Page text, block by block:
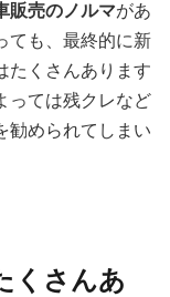
販売のノルマがあ
ても、最終的に新
たくさんあります
っては残クレなど
勧められてしまい
くさんあ